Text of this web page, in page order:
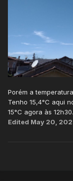
Porém a
Tenho 15,4°C aqui
15°C agora às 12h30.
Edited May 20,